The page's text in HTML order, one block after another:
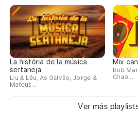
La história de la música
sertaneja
Liu & Léu, As Galvão, Jorge &
Mateus...
Mix
Bob
Chao...
Ver más